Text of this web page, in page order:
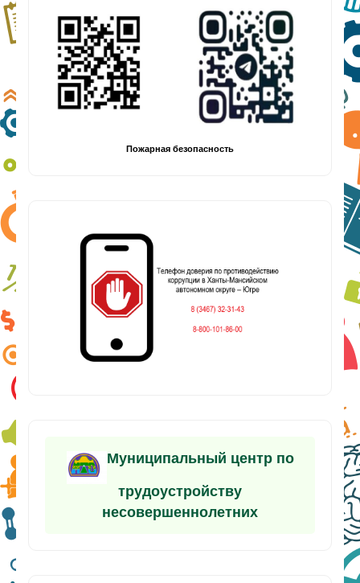
Пожарная безопасность
Муниципальный центр по
трудоустройству
несовершеннолетних